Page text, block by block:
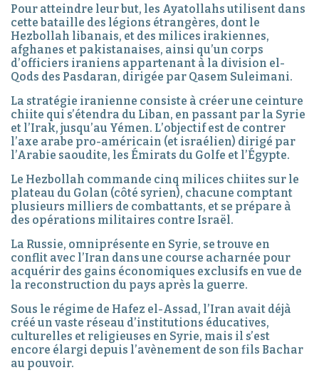
Pour atteindre leur but, les Ayatollahs utilisent dans
cette bataille des légions étrangères, dont le
Hezbollah libanais, et des milices irakiennes,
afghanes et pakistanaises, ainsi qu’un corps
d’officiers iraniens appartenant à la division el-
Qods des Pasdaran, dirigée par Qasem Suleimani.
La stratégie iranienne consiste à créer une ceinture
chiite qui s’étendra du Liban, en passant par la Syrie
et l’Irak, jusqu’au Yémen. L’objectif est de contrer
l’axe arabe pro-américain (et israélien) dirigé par
l’Arabie saoudite, les Émirats du Golfe et l’Égypte.
Le Hezbollah commande cinq milices chiites sur le
plateau du Golan (côté syrien), chacune comptant
plusieurs milliers de combattants, et se prépare à
des opérations militaires contre Israël.
La Russie, omniprésente en Syrie, se trouve en
conflit avec l’Iran dans une course acharnée pour
acquérir des gains économiques exclusifs en vue de
la reconstruction du pays après la guerre.
Sous le régime de Hafez el-Assad, l’Iran avait déjà
créé un vaste réseau d’institutions éducatives,
culturelles et religieuses en Syrie, mais il s’est
encore élargi depuis l’avènement de son fils Bachar
au pouvoir.